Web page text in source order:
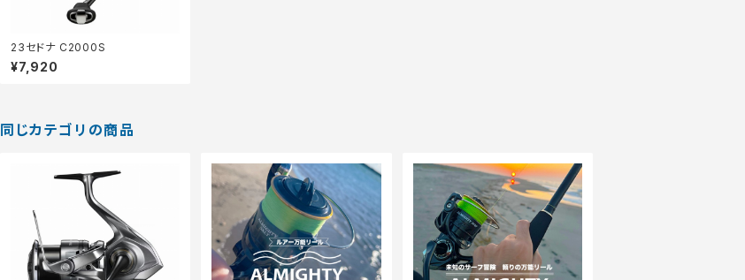
23セドナ C2000S
¥7,920
同じカテゴリの商品